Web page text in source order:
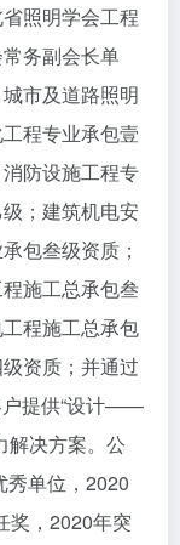
照明学会工程
务副会长单
市及道路照明
程专业承包壹
防设施工程专
；建筑机电安
包叁级资质；
施工总承包叁
程施工总承包
资质；并通过
户提供“设计——
决方案。公
秀单位，2020
奖，2020年突